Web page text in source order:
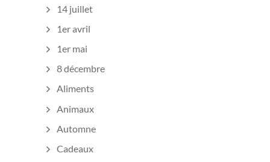
14 juillet
1er avril
1er mai
8 décembre
Aliments
Animaux
Automne
Cadeaux